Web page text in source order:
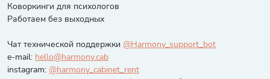
Коворкинги для психологов
Работаем без выходных
Чат технической поддержки @Harmony_support_bot
e-mail: hello@harmony.cab
instagram: @harmony_cabinet_rent